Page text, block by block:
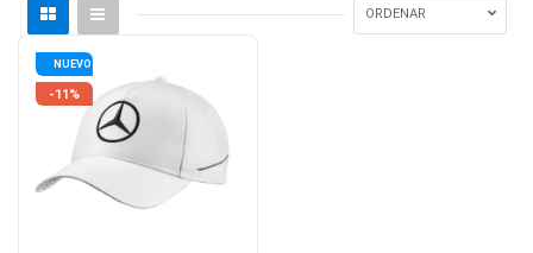
ORDENAR
NUEVO
-11%